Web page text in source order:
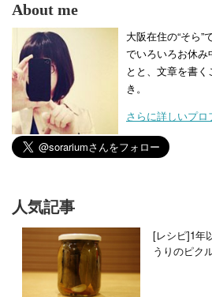
About me
大阪在住の“そら”
でいろいろお休み
とと、文章を書
き。
さらに詳しいプロ
人気記事
[レシピ]1年
うりのピク